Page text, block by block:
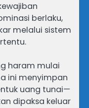
berlaku,
melalui sistem
haram mulai
ini menyimpan
uang tunai—
dipaksa keluar